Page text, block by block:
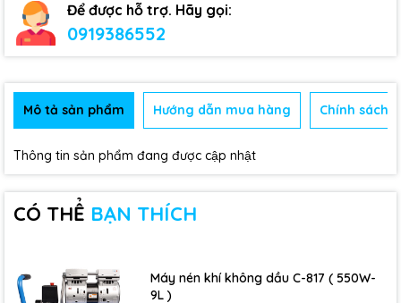
Để được hỗ trợ. Hãy gọi:
0919386552
Mô tả sản phẩm Hướng dẫn mua hàng Chính sách
Thông tin sản phẩm đang được cập nhật
CÓ THỂ BẠN THÍCH
Máy nén khí không dầu C-817 ( 550W-
9L )